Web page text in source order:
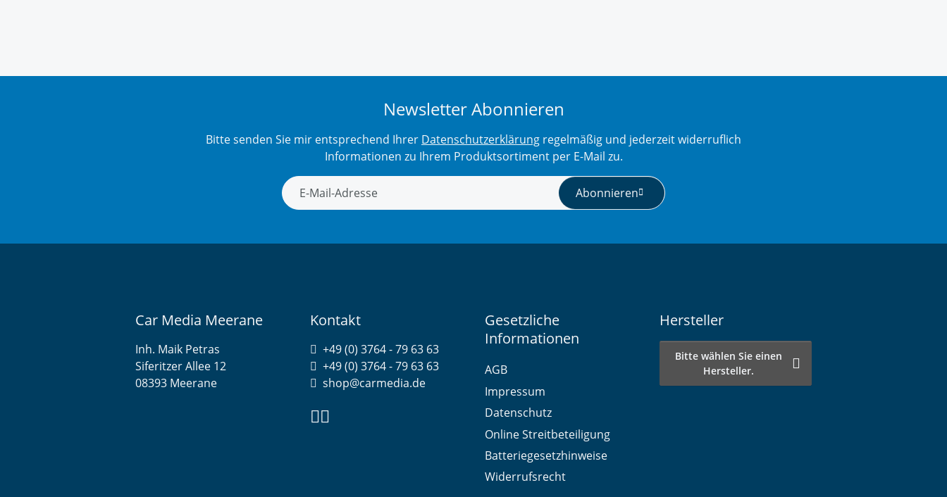
Newsletter Abonnieren
Bitte senden Sie mir entsprechend Ihrer Datenschutzerklärung regelmäßig und jederzeit widerruflich
Informationen zu Ihrem Produktsortiment per E-Mail zu.
Abonnieren
Car Media Meerane
Inh. Maik Petras
Siferitzer Allee 12
08393 Meerane
Kontakt
+49 (0) 3764 - 79 63 63
+49 (0) 3764 - 79 63 63
shop@carmedia.de
Gesetzliche
Informationen
AGB
Impressum
Datenschutz
Online Streitbeteiligung
Batteriegesetzhinweise
Widerrufsrecht
Hersteller
Bitte wählen Sie einen
Hersteller.